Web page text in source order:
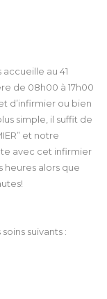
au 41
de 08h00 à 17h00
d’infirmier ou bien
simple, il suffit de
et notre
avec cet infirmier
alors que
suivants :